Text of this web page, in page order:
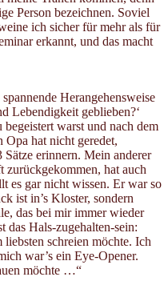
Person bezeichnen. Soviel
ich sicher für mehr als für
erkannt, und das macht
Herangehensweise
Lebendigkeit geblieben?‘
warst und nach dem
hat nicht geredet,
erinnern. Mein anderer
zurückgekommen, hat auch
es gar nicht wissen. Er war so
ist in’s Kloster, sondern
das bei mir immer wieder
das Hals-zugehalten-sein:
schreien möchte. Ich
war’s ein Eye-Opener.
möchte …“